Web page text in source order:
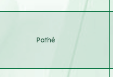
Pathé